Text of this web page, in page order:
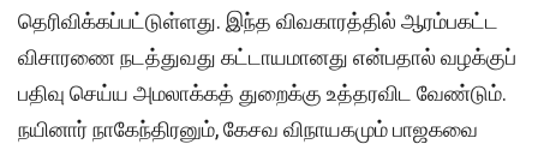
தெரிவிக்கப்பட்டுள்ளது. இந்த விவகாரத்தில் ஆரம்பகட்ட
விசாரணை நடத்துவது கட்டாயமானது என்பதால் வழக்குப்
பதிவு செய்ய அமலாக்கத் துறைக்கு உத்தரவிட வேண்டும்.
நயினார் நாகேந்திரனும், கேசவ விநாயகமும் பாஜகவை